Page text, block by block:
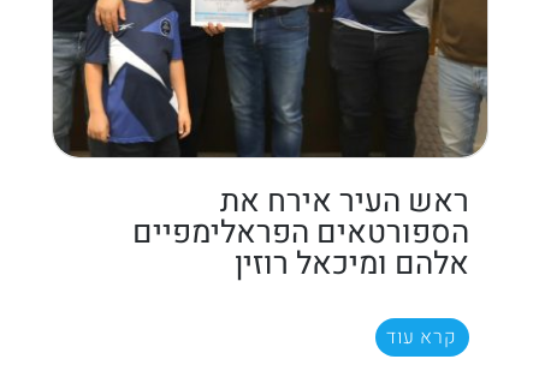
ראש העיר אירח את
הספורטאים הפראלימפיים
אלהם ומיכאל רוזין
קרא עוד